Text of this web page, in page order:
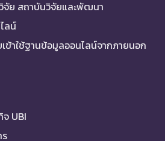
จัย สถาบันวิจัยและพัฒนา
ลน์
ข้าใช้ฐานข้อมูลออนไลน์จากภายนอก
UBI